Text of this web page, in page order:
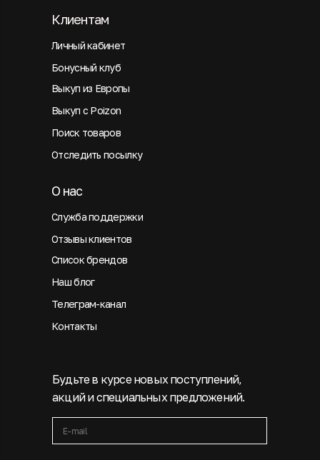
Будьте в курсе новых поступлений,
акций и специальных предложений.
Личный кабинет
Клиентам
Бонусный клуб
Выкуп из Европы
Выкуп с Poizon
Поиск товаров
Отследить посылку
Служба поддержки
О нас
Отзывы клиентов
Список брендов
Наш блог
Телеграм-канал
Контакты